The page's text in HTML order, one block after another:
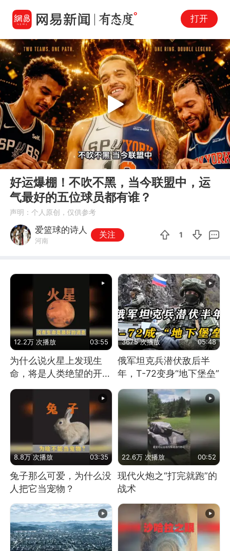
打开
00:00 01:51
Play
好运爆棚！不吹不黑，当今联盟中，运
气最好的五位球员都有谁？
声明：个人原创，仅供参考
爱篮球的诗人
河南
关注 1
12.2万 次播放 03:55
为什么说火星上发现生
命，将是人类绝望的开
3675 次播放 05:48
俄军坦克兵潜伏敌后半
年，T-72变身“地下堡垒”
8.8万 次播放 03:35
兔子那么可爱，为什么没
人把它当宠物？
22.6万 次播放 00:52
现代火炮之“打完就跑”的
战术